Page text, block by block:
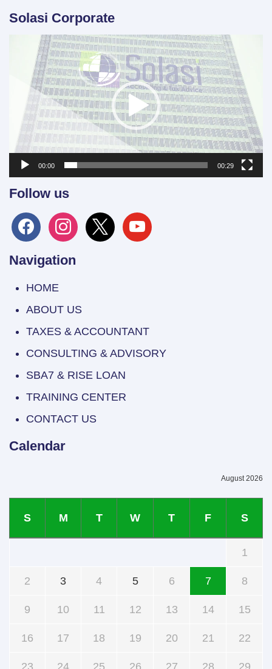
Solasi Corporate
Player
00:00 00:29
Follow us
facebookinstagram
x youtube
Navigation
HOME
ABOUT US
TAXES & ACCOUNTANT
CONSULTING & ADVISORY
SBA7 & RISE LOAN
TRAINING CENTER
CONTACT US
Calendar
August 2026
S M T W T F S
1
2 3 4 5 6 7 8
9 10 11 12 13 14 15
16 17 18 19 20 21 22
23 24 25 26 27 28 29